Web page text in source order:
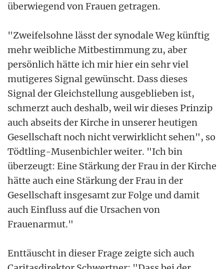
überwiegend von Frauen getragen.
"Zweifelsohne lässt der synodale Weg künftig
mehr weibliche Mitbestimmung zu, aber
persönlich hätte ich mir hier ein sehr viel
mutigeres Signal gewünscht. Dass dieses
Signal der Gleichstellung ausgeblieben ist,
schmerzt auch deshalb, weil wir dieses Prinzip
auch abseits der Kirche in unserer heutigen
Gesellschaft noch nicht verwirklicht sehen", so
Tödtling-Musenbichler weiter. "Ich bin
überzeugt: Eine Stärkung der Frau in der Kirche
hätte auch eine Stärkung der Frau in der
Gesellschaft insgesamt zur Folge und damit
auch Einfluss auf die Ursachen von
Frauenarmut."
Enttäuscht in dieser Frage zeigte sich auch